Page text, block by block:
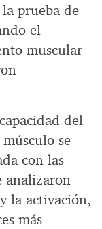
prueba de
el
muscular
del
se
con las
analizaron
la activación,
más